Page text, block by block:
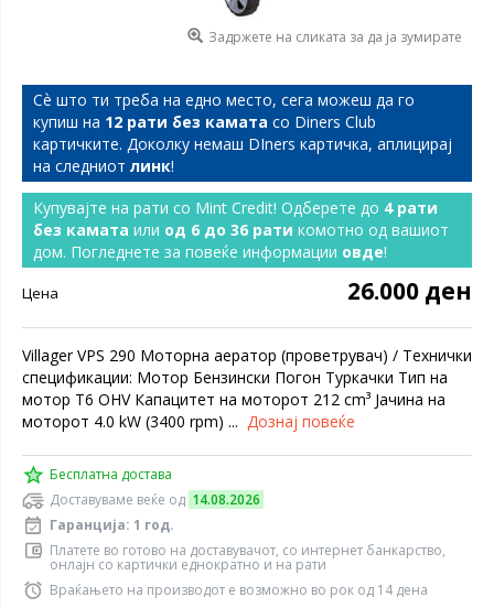
Задржете на сликата за да ја зумирате
Сѐ што ти треба на едно место, сега можеш да го
купиш на 12 рати без камата со Diners Club
картичките. Доколку немаш DIners картичка, аплицирај
на следниот линк!
Купувајте на рати со Mint Credit! Одберете до 4 рати
без камата или од 6 до 36 рати комотно од вашиот
дом. Погледнете за повеќе информации овде!
Цена 26.000 ден
Villager VPS 290 Моторна аератор (проветрувач) / Технички
спецификации: Мотор Бензински Погон Туркачки Тип на
мотор T6 OHV Капацитет на моторот 212 cm³ Јачина на
моторот 4.0 kW (3400 rpm) ... Дознај повеќе
Бесплатна достава
Доставуваме веќе од 14.08.2026
Гаранција: 1 год.
Платете во готово на доставувачот, со интернет банкарство,
онлајн со картички еднократно и на рати
Враќањето на производот е возможно во рок од 14 дена